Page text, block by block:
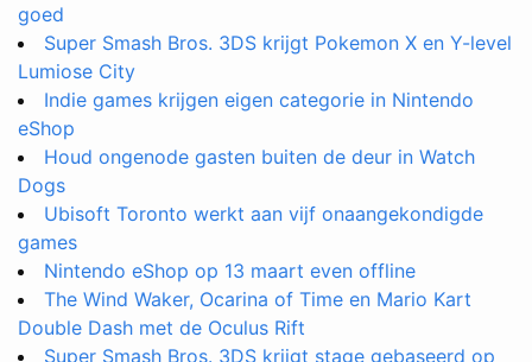
goed
Super Smash Bros. 3DS krijgt Pokemon X en Y-level
Lumiose City
Indie games krijgen eigen categorie in Nintendo
eShop
Houd ongenode gasten buiten de deur in Watch
Dogs
Ubisoft Toronto werkt aan vijf onaangekondigde
games
Nintendo eShop op 13 maart even offline
The Wind Waker, Ocarina of Time en Mario Kart
Double Dash met de Oculus Rift
Super Smash Bros. 3DS krijgt stage gebaseerd op